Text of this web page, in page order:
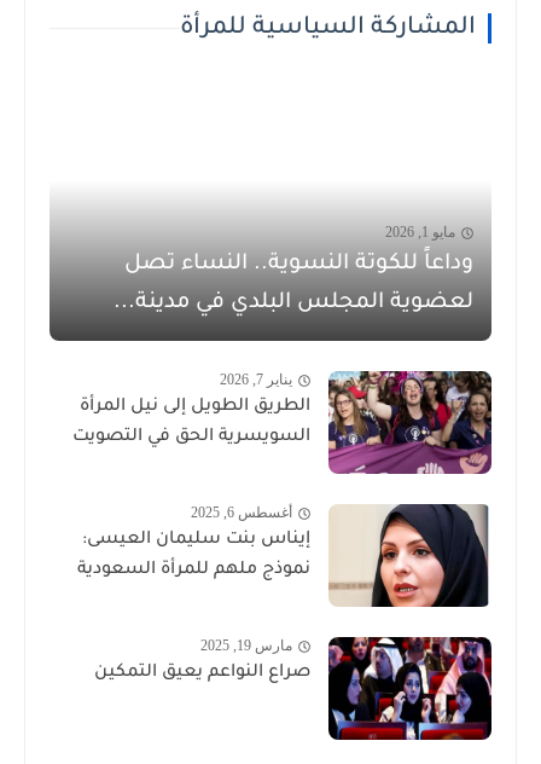
المشاركة السياسية للمرأة
مايو 1, 2026
وداعاً للكوتة النسوية.. النساء تصل
لعضوية المجلس البلدي في مدينة...
يناير 7, 2026
الطريق الطويل إلى نيل المرأة
السويسرية الحق في التصويت
أغسطس 6, 2025
إيناس بنت سليمان العيسى:
نموذج ملهم للمرأة السعودية
مارس 19, 2025
صراع النواعم يعيق التمكين